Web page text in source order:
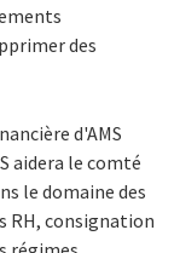
des
d'AMS
aidera le comté
le domaine des
RH, consignation